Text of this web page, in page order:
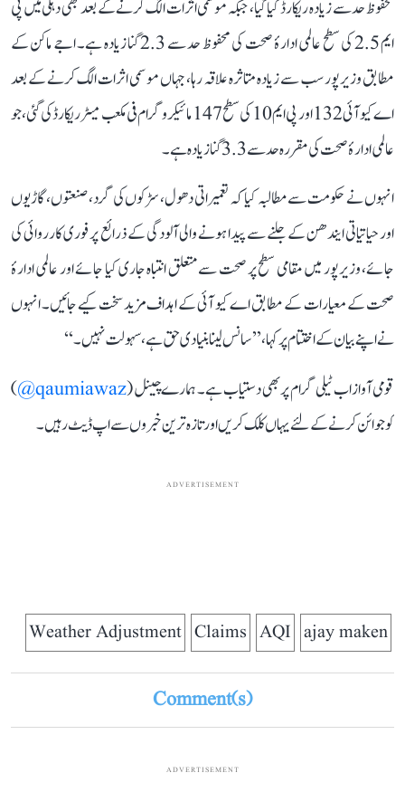
محفوظ حد سے زیادہ ریکارڈ کیا گیا، جبکہ موسمی اثرات الگ کرنے کے بعد بھی دہلی میں پی
ایم 2.5 کی سطح عالمی ادارۂ صحت کی محفوظ حد سے 2.3 گنا زیادہ ہے۔ اجے ماکن کے
مطابق وزیرپور سب سے زیادہ متاثرہ علاقہ رہا، جہاں موسمی اثرات الگ کرنے کے بعد
اے کیو آئی 132 اور پی ایم 10 کی سطح 147 مائیکروگرام فی مکعب میٹر ریکارڈ کی گئی، جو
عالمی ادارۂ صحت کی مقررہ حد سے 3.3 گنا زیادہ ہے۔
انہوں نے حکومت سے مطالبہ کیا کہ تعمیراتی دھول، سڑکوں کی گرد، صنعتوں، گاڑیوں
اور حیاتیاتی ایندھن کے جلنے سے پیدا ہونے والی آلودگی کے ذرائع پر فوری کارروائی کی
جائے، وزیرپور میں مقامی سطح پر صحت سے متعلق انتباہ جاری کیا جائے اور عالمی ادارۂ
صحت کے معیارات کے مطابق اے کیو آئی کے اہداف مزید سخت کیے جائیں۔ انہوں
نے اپنے بیان کے اختتام پر کہا، ’’سانس لینا بنیادی حق ہے، سہولت نہیں۔‘‘
قومی آواز اب ٹیلی گرام پر بھی دستیاب ہے۔ ہمارے چینل (qaumiawaz@
)
کو جوائن کرنے کے لئے یہاں کلک کریں اور تازہ ترین خبروں سے اپ ڈیٹ رہیں۔
ADVERTISEMENT
ajay maken
AQI
Claims
Weather Adjustment
Comment(s)
ADVERTISEMENT